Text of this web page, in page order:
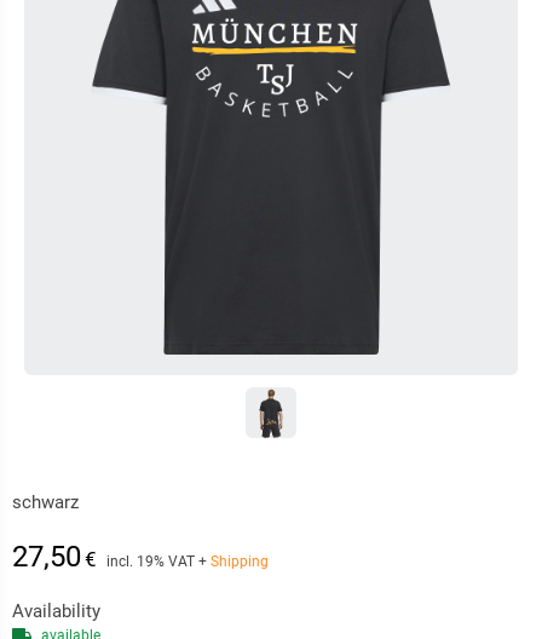
schwarz
27,50€ incl. 19% VAT + Shipping
Availability
available